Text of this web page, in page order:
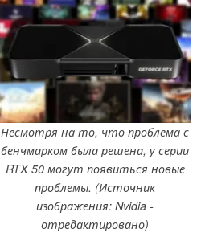
Несмотря на то, что проблема с
бенчмарком была решена, у серии
RTX 50 могут появиться новые
проблемы. (Источник
изображения: Nvidia -
отредактировано)